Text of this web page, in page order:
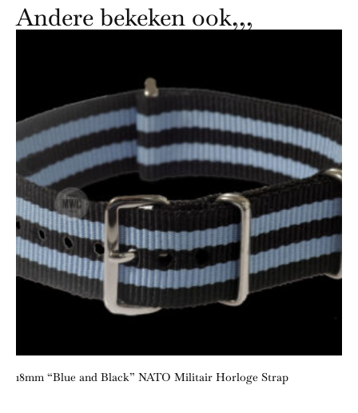
Andere bekeken ook,,,
18mm “Blue and Black” NATO Militair Horloge Strap